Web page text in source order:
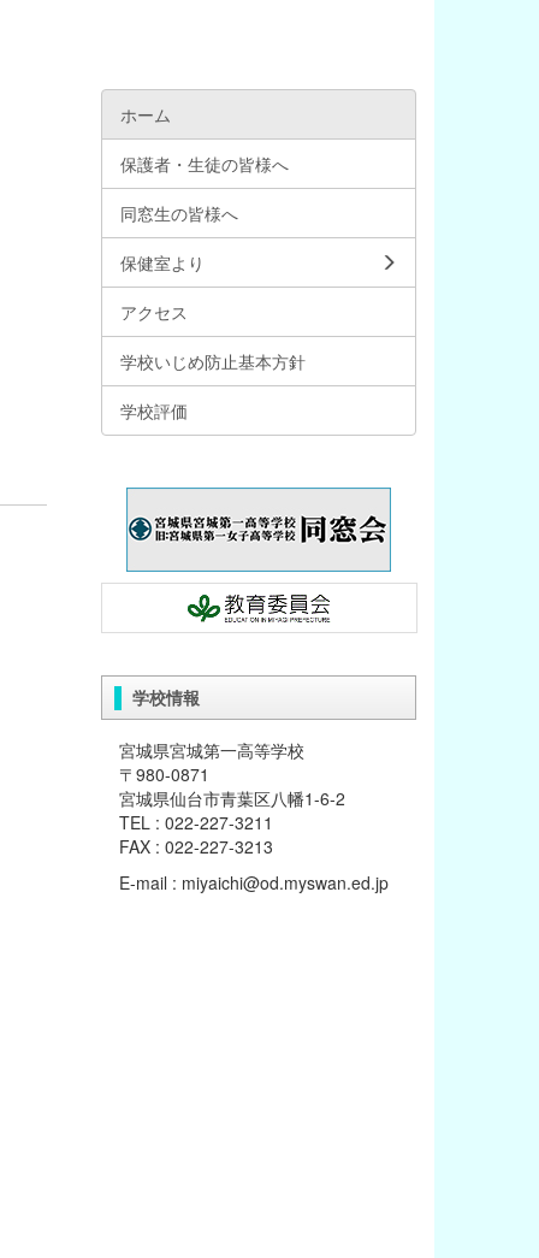
ホーム
保護者・生徒の皆様へ
同窓生の皆様へ
保健室より
アクセス
学校いじめ防止基本方針
学校評価
学校情報
宮城県宮城第一高等学校
〒980-0871
宮城県仙台市青葉区八幡1-6-2
TEL : 022-227-3211
FAX : 022-227-3213
E-mail : miyaichi@od.myswan.ed.jp